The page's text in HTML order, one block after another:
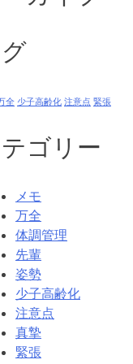
全 少子高齢化 注意点 緊張
ゴリー
メモ
万全
体調管理
先輩
姿勢
少子高齢化
注意点
真摯
緊張